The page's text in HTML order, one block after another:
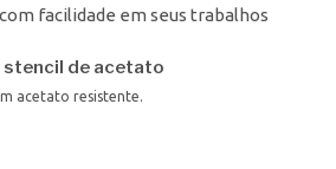
facilidade em seus trabalhos
de acetato
acetato resistente.